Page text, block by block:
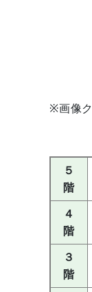
※画像
５
階
４
階
３
階